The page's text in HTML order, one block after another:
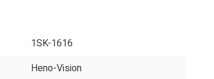
1SK-1616
Heno-Vision